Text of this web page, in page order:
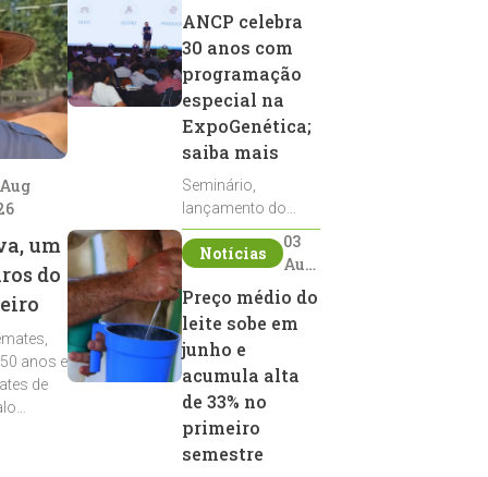
um
do
anos e
de
ANCP celebra
30 anos com
programação
especial na
ExpoGenética;
saiba mais
Seminário,
lançamento do
Sumário de Touros,
debates, podcast,
reprodutores e
homenagens
integram a
programação da
entidade durante a
ExpoGenética 2026
Notícias
03
Aug
2026
Preço médio do
leite sobe em
junho e
acumula alta
de 33% no
primeiro
semestre